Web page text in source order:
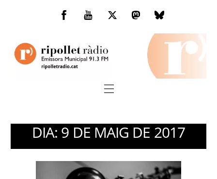
Facebook
You
TwitterMastodonBluesky
Menu
DIA: 9 DE MAIG DE 2017